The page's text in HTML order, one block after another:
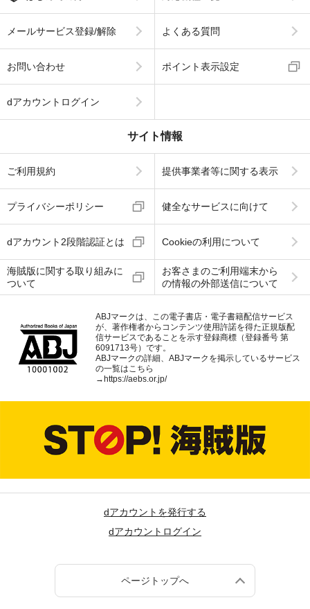
メールサービス登録/解除 よくある質問
お問い合わせ ポイント表示設定
dアカウントログイン
サイト情報
ご利用規約 提供事業者等に関する表示
プライバシーポリシー 健全なサービスに向けて
dアカウント2段階認証とは Cookieの利用について
海賊版に関する取り組みに
ついて
お客さまのご利用端末から
の情報の外部送信について
ABJマークは、この電子書店・電子書籍配信サービス
が、著作権者からコンテンツ使用許諾を得た正規版配
信サービスであることを示す登録商標（登録番号 第
6091713号）です。
ABJマークの詳細、ABJマークを掲示しているサービス
の一覧はこちら
→ https://aebs.or.jp/
dアカウントを発行する
dアカウントログイン
ページトップへ